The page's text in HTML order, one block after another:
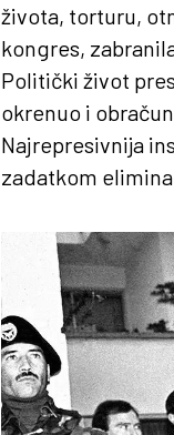
života, torturu,
kongres,
Politički život
okrenuo i
Najrepresivnija
zadatkom